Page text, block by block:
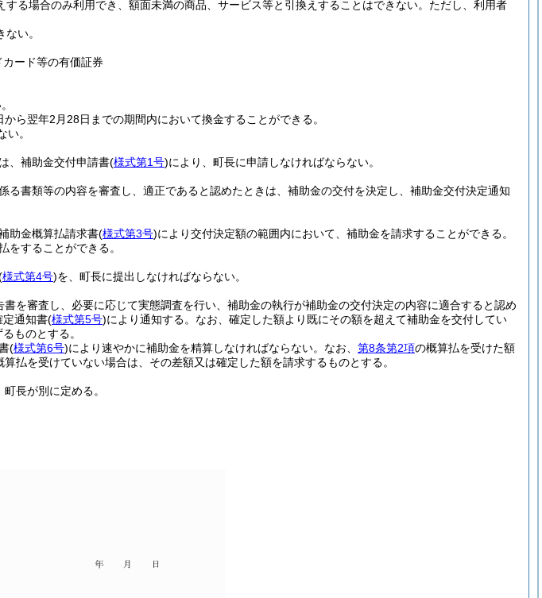
る場合のみ利用でき、額面未満の商品、サービス等と引換えすることはできない。 ただし、利用者
い。
ード等の有価証券
ら翌年2月28日までの期間内において換金することができる。
。
、補助金交付申請書(様式第1号)により、町長に申請しなければならない。
る書類等の内容を審査し、適正であると認めたときは、補助金の交付を決定し、補助金交付決定通知
助金概算払請求書(様式第3号)により交付決定額の範囲内において、補助金を請求することができる。
をすることができる。
様式第4号)を、町長に提出しなければならない。
を審査し、必要に応じて実態調査を行い、補助金の執行が補助金の交付決定の内容に適合すると認め
定通知書(様式第5号)により通知する。 なお、確定した額より既にその額を超えて補助金を交付してい
ものとする。
(様式第6号)により速やかに補助金を精算しなければならない。 なお、 第8条第2項の概算払を受けた額
算払を受けていない場合は、その差額又は確定した額を請求するものとする。
長が別に定める。